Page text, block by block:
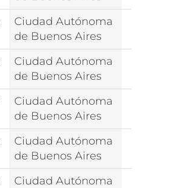
Ciudad Autónoma
de Buenos Aires
Ciudad Autónoma
de Buenos Aires
Ciudad Autónoma
de Buenos Aires
Ciudad Autónoma
de Buenos Aires
Ciudad Autónoma